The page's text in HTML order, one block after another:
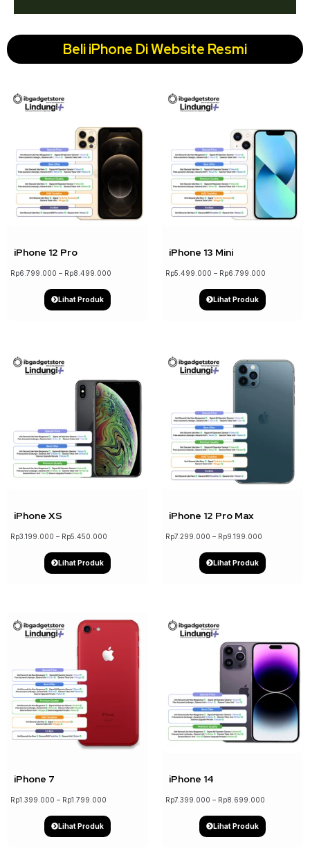
Beli iPhone Di Website Resmi
↓ 16%
iPhone 12 Pro
Rp6.799.000 – Rp8.499.000
Lihat Produk
iPhone 13 Mini
Rp5.499.000 – Rp6.799.000
Lihat Produk
iPhone XS
Rp3.199.000 – Rp5.450.000
Lihat Produk
iPhone 12 Pro Max
Rp7.299.000 – Rp9.199.000
Lihat Produk
iPhone 7
Rp1.399.000 – Rp1.799.000
Lihat Produk
↓ 15%
iPhone 14
Rp7.399.000 – Rp8.699.000
Lihat Produk